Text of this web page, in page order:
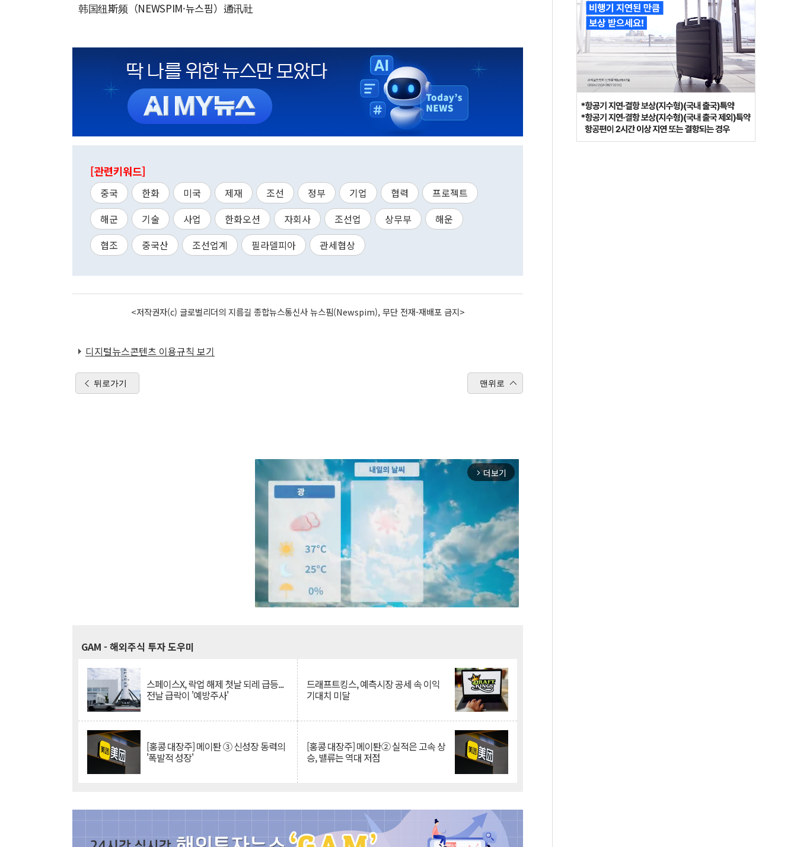
韩国纽斯频（NEWSPIM·뉴스핌）通讯社
[관련키워드]
중국 한화 미국 제재 조선 정부 기업 협력
프로젝트
해군
기술 사업 한화오션 자회사 조선업 상무부
해운
협조
중국산 조선업계 필라델피아 관세협상
<저작권자(c) 글로벌리더의 지름길 종합뉴스통신사 뉴스핌(Newspim), 무단 전재-재배포 금지>
디지털뉴스콘텐츠 이용규칙 보기
뒤로가기 맨위로
arrow_forward_ios 더보기
GAM - 해외주식 투자 도우미
스페이스X, 락업 해제 첫날 되레 급등...
전날 급락이 '예방주사'
드래프트킹스, 예측시장 공세 속 이익
기대치 미달
[홍콩 대장주] 메이퇀 ③ 신성장 동력의
'폭발적 성장'
[홍콩 대장주] 메이퇀② 실적은 고속 상
승, 밸류는 역대 저점